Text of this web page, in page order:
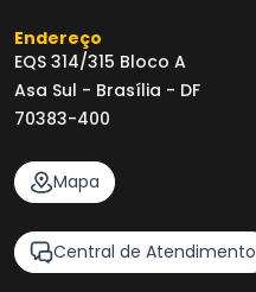
Endereço
EQS 314/315 Bloco A
Asa Sul - Brasília - DF
70383-400
Mapa
Central de Atendimento